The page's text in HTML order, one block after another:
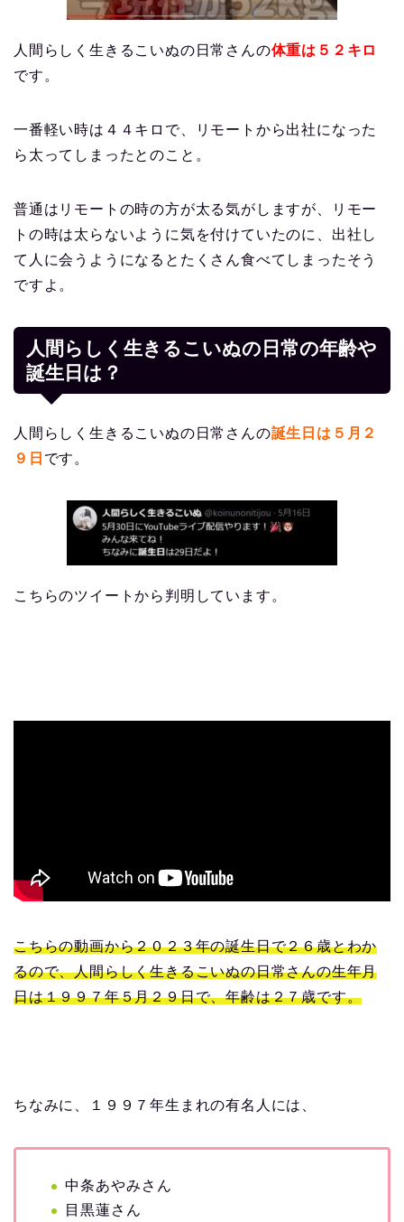
人間らしく生きるこいぬの日常さんの体重は５２キロ
です。
一番軽い時は４４キロで、リモートから出社になった
ら太ってしまったとのこと。
普通はリモートの時の方が太る気がしますが、リモー
トの時は太らないように気を付けていたのに、出社し
て人に会うようになるとたくさん食べてしまったそう
ですよ。
人間らしく生きるこいぬの日常の年齢や
誕生日は？
人間らしく生きるこいぬの日常さんの誕生日は５月２
９日 です。
こちらのツイートから判明しています。
こちらの動画から２０２３年の誕生日で２６歳とわか
るので、人間らしく生きるこいぬの日常さんの生年月
日は１９９７年５月２９日で、年齢は２７歳です。
ちなみに、１９９７年生まれの有名人には、
中条あやみさん
目黒蓮さん